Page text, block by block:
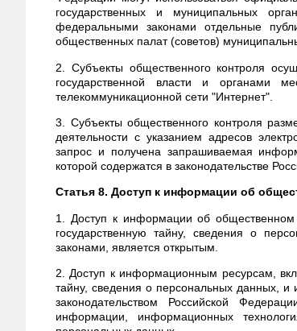
государственных и муниципальных
федеральными законами отдельные
общественных палат (советов)
2. Субъекты общественного контроля
государственной власти и органами
телекоммуникационной сети "Интернет".
3. Субъекты общественного контроля
деятельности с указанием адресов
запрос и получена запрашиваемая
которой содержатся в законодательстве
Статья 8. Доступ к информации об
1. Доступ к информации об
государственную тайну, сведения о
законами, является открытым.
2. Доступ к информационным ресурсам,
тайну, сведения о персональных данных,
законодательством Российской
информации, информационных